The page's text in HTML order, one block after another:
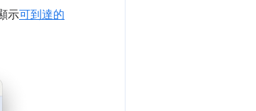
示可到達的